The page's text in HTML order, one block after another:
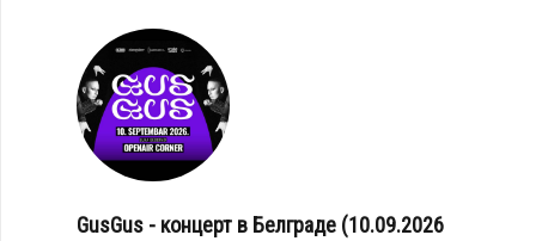
GusGus - концерт в Белграде (10.09.2026